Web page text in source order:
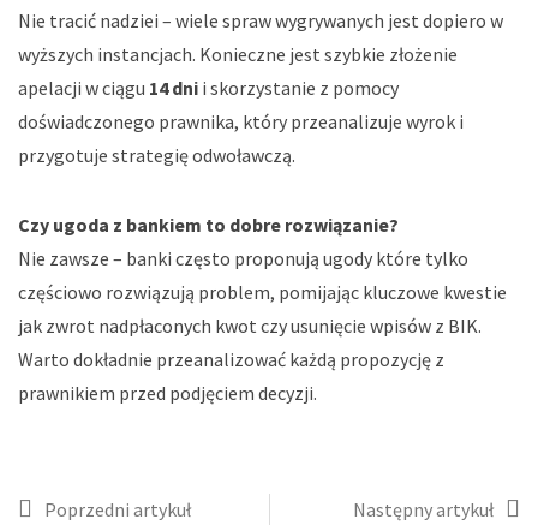
Nie tracić nadziei – wiele spraw wygrywanych jest dopiero w
wyższych instancjach. Konieczne jest szybkie złożenie
apelacji w ciągu 14 dni i skorzystanie z pomocy
doświadczonego prawnika, który przeanalizuje wyrok i
przygotuje strategię odwoławczą.
Czy ugoda z bankiem to dobre rozwiązanie?
Nie zawsze – banki często proponują ugody które tylko
częściowo rozwiązują problem, pomijając kluczowe kwestie
jak zwrot nadpłaconych kwot czy usunięcie wpisów z BIK.
Warto dokładnie przeanalizować każdą propozycję z
prawnikiem przed podjęciem decyzji.
Poprzedni artykuł Następny artykuł